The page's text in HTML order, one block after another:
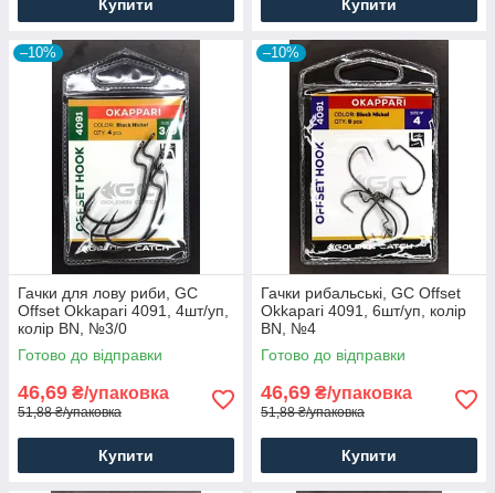
Купити Купити
–10%
Гачки для лову риби, GC
Offset Okkapari 4091, 4шт/уп,
колір BN, №3/0
Готово до відправки
46,69 ₴/упаковка
51,88 ₴/упаковка
Купити
–10%
Гачки рибальські, GC Offset
Okkapari 4091, 6шт/уп, колір
BN, №4
Готово до відправки
46,69 ₴/упаковка
51,88 ₴/упаковка
Купити